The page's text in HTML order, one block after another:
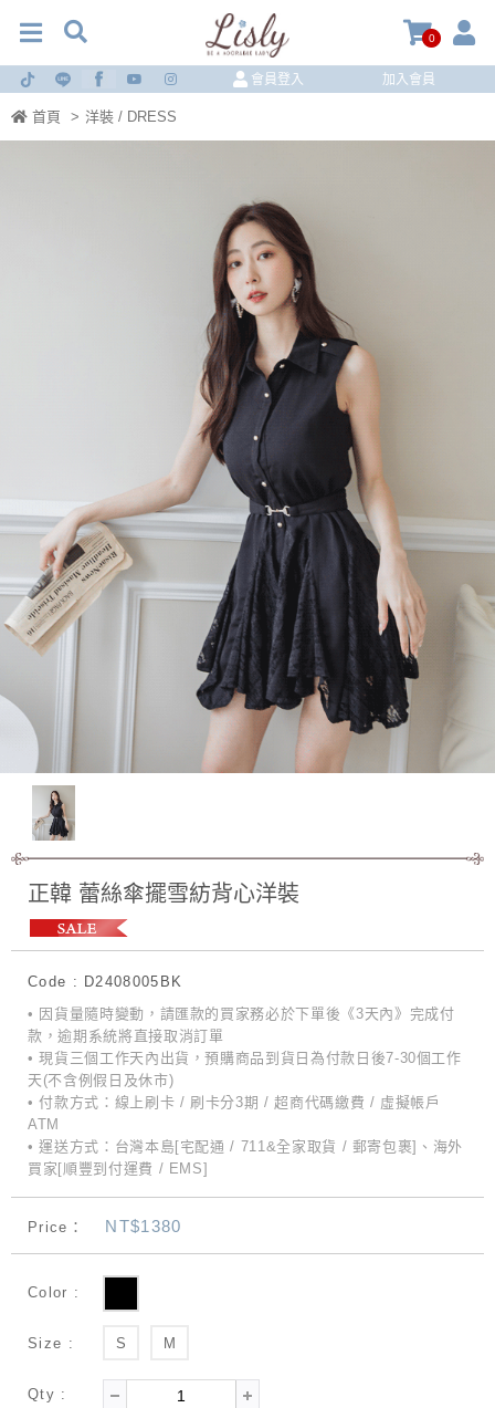
0
會員登入 加入會員
首頁 > 洋裝 / DRESS
正韓 蕾絲傘擺雪紡背心洋裝
Code : D2408005BK
• 因貨量隨時變動，請匯款的買家務必於下單後《3天內》完成付
款，逾期系統將直接取消訂單
• 現貨三個工作天內出貨，預購商品到貨日為付款日後7-30個工作
天(不含例假日及休市)
• 付款方式：線上刷卡 / 刷卡分3期 / 超商代碼繳費 / 虛擬帳戶
ATM
• 運送方式：台灣本島[宅配通 / 711&全家取貨 / 郵寄包裹]、海外
買家[順豐到付運費 / EMS]
Price： NT$1380
Color :
Size : S M
Qty :